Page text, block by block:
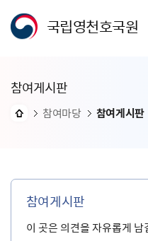
국립영천호국원
참여게시판
참여마당 참여게시판
참여게시판
이 곳은 의견을 자유롭게